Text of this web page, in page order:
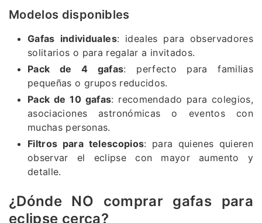
Modelos disponibles
Gafas individuales: ideales para observadores
solitarios o para regalar a invitados.
Pack de 4 gafas: perfecto para familias
pequeñas o grupos reducidos.
Pack de 10 gafas: recomendado para colegios,
asociaciones astronómicas o eventos con
muchas personas.
Filtros para telescopios: para quienes quieren
observar el eclipse con mayor aumento y
detalle.
¿Dónde NO comprar gafas para
eclipse cerca?